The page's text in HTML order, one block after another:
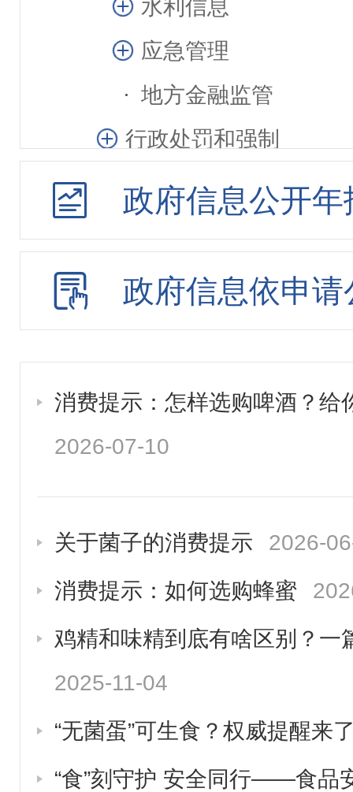
水利信息
应急管理
地方金融监管
行政处罚和强制
行政许可
招投标行政监督责任清
重大行政决策
公务员招考
政府信息公开年
政府信息依申请
消费提示：怎样选购啤酒？给
2026-07-10
关于菌子的消费提示
2026-
消费提示：如何选购蜂蜜
鸡精和味精到底有啥区别？一
2025-11-04
“无菌蛋”可生食？权威提醒来
“食”刻守护 安全同行——食品